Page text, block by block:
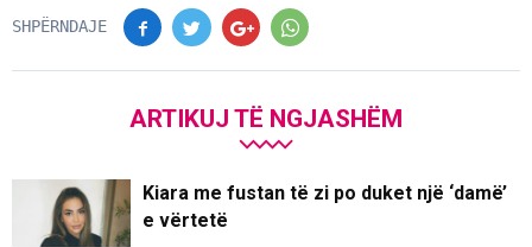
SHPËRNDAJE
ARTIKUJ TË NGJASHËM
Kiara me fustan të zi po duket një ‘damë’
e vërtetë